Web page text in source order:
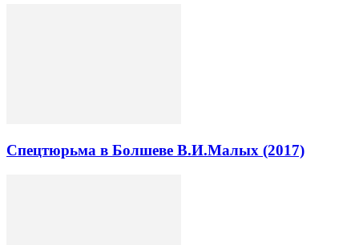
Спецтюрьма в Болшеве В.И.Малых (2017)